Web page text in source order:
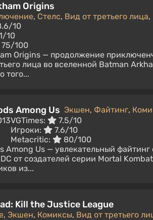
Origins
, Стелс, Вид от третьего лица,
10
10
75/100
Origins — продолжение
лица во вселенной Batman
того...
Among Us Экшен, Файтинг,
VGTimes:
7.5/10
Игроки:
7.6/10
Metacritic:
80/100
Among Us — увлекательный
от создателей серии Mortal
из...
Kill the Justice League
, Экшен, Комиксы, Вид от третьего